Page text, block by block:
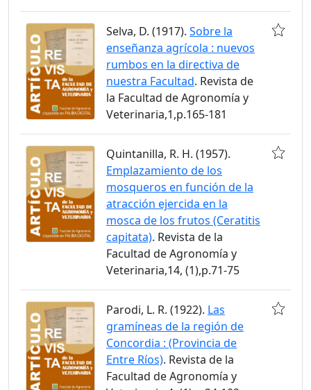
Selva, D. (1917). Sobre la
enseñanza agrícola : nuevos
rumbos en la directiva de
nuestra Facultad. Revista de
la Facultad de Agronomía y
Veterinaria,1,p.165-181
Quintanilla, R. H. (1957).
Emplazamiento de los
mosqueros en función de la
atracción ejercida en la
mosca de los frutos (Ceratitis
capitata). Revista de la
Facultad de Agronomía y
Veterinaria,14, (1),p.71-75
Parodi, L. R. (1922). Las
gramíneas de la región de
Concordia : (Provincia de
Entre Ríos). Revista de la
Facultad de Agronomía y